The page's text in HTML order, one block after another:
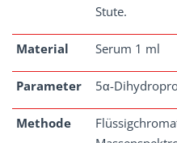
Stute.
Material Serum 1 ml
Parameter 5α-
Methode